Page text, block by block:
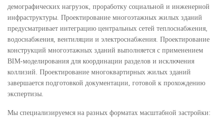
демографических нагрузок, проработку социальной и инженерной
инфраструктуры. Проектирование многоэтажных жилых зданий
предусматривает интеграцию центральных сетей теплоснабжения,
водоснабжения, вентиляции и электроснабжения. Проектирование
конструкций многоэтажных зданий выполняется с применением
BIM-моделирования для координации разделов и исключения
коллизий. Проектирование многоквартирных жилых зданий
завершается подготовкой документации, готовой к прохождению
экспертизы.
Мы специализируемся на разных форматах масштабной застройки: